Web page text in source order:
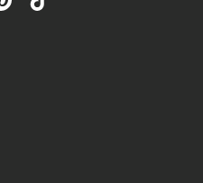
PinterestTikTok